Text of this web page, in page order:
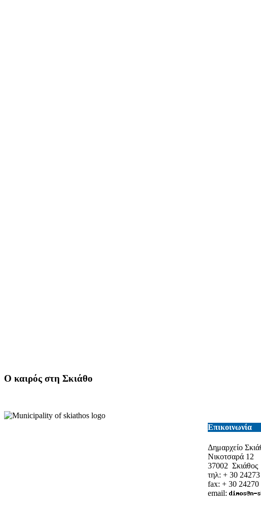
Ο καιρός στη Σκιάθο
Επικοινωνία
Δημαρχείο
Νικοτσαρά 12
37002 Σκιάθος
τηλ: + 30
fax: + 30 24270
email: